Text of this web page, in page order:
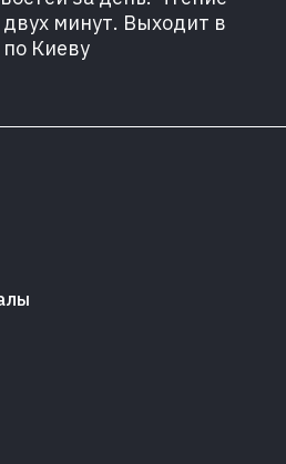
минут. Выходит в
Киеву